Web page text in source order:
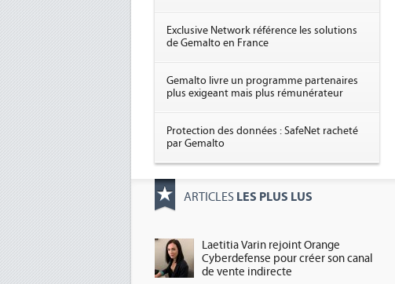
Exclusive Network référence les solutions
de Gemalto en France
Gemalto livre un programme partenaires
plus exigeant mais plus rémunérateur
Protection des données : SafeNet racheté
par Gemalto
ARTICLES LES PLUS LUS
Laetitia Varin rejoint Orange
Cyberdefense pour créer son canal
de vente indirecte